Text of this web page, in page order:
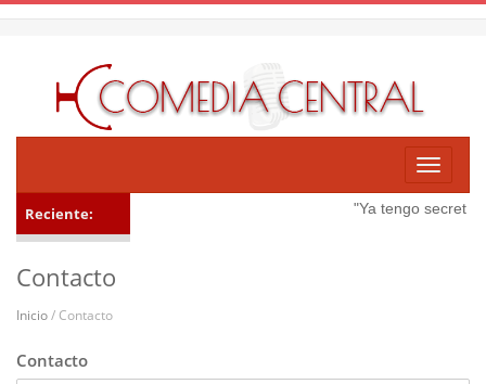
Toggle
Reciente: "Ya tengo
Contacto
Inicio/ Contacto
Contacto